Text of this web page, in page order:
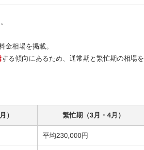
金相場を掲載。
する傾向にあるため、通常期と繁忙期の相場を
） 繁忙期（3月・4月）
平均230,000円